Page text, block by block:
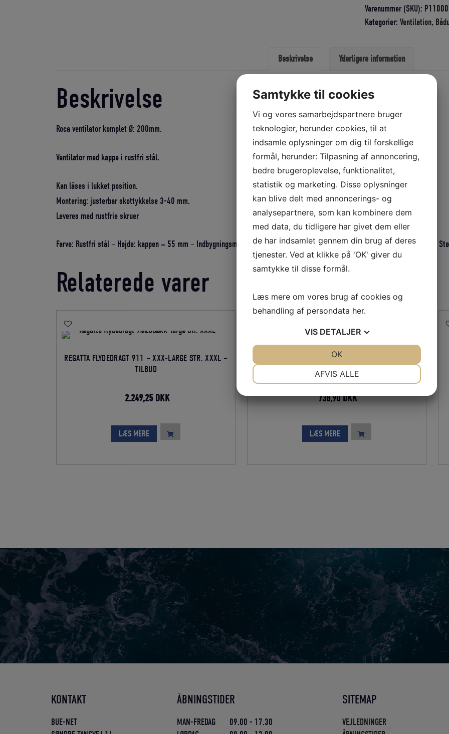
200
mm
antal
Varenummer (SKU):
Kategorier: Ventilation,
Beskrivelse Yderligere information
Beskrivelse
Roca ventilator komplet Ø: 200mm.
Ventilator med kappe i rustfri stål.
Kan låses i lukket position.
Montering: justerbar skottykkelse 3-40 mm.
Leveres med rustfrie skruer
Farve: Rustfri stål – Højde: kappen = 55 mm – Indbygningsmål: Ø 99mm – Materiale: Rustfri stål – Roca Original nr.: 487220 –
Relaterede varer
REGATTA FLYDEDRAGT 911 – XXX-LARGE STR. XXXL –
TILBUD
Den
pris
var:
2.249,25 DKKDen
er:
LÆS MERE
EASYLOCK 1 AFLASTER – SORT – 1
Den
pris
var:
738,90DKKDen
er:
LÆS MERE
KONTAKT
BUE-NET
ÅBNINGSTIDER
MAN-FREDAG
09.00 - 17.30
SITEMAP
VEJLEDNINGER
Samtykke til cookies
Vi og vores samarbejdspartnere bruger
teknologier, herunder cookies, til at
indsamle oplysninger om dig til forskellige
formål, herunder: Tilpasning af annoncering,
bedre brugeroplevelse, funktionalitet,
statistik og marketing. Disse oplysninger
kan blive delt med annoncerings- og
analysepartnere, som kan kombinere dem
med data, du tidligere har givet dem eller
de har indsamlet gennem din brug af deres
tjenester. Ved at klikke på 'OK' giver du
samtykke til disse formål.
Læs mere om vores brug af cookies og
behandling af persondata her.
VIS DETALJER
AFVIS ALLE
OK